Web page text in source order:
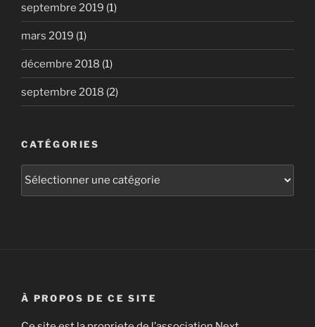
septembre 2019 (1)
mars 2019 (1)
décembre 2018 (1)
septembre 2018 (2)
CATÉGORIES
Catégories
À PROPOS DE CE SITE